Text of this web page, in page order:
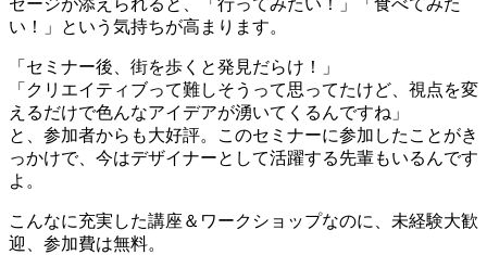
セージが添えられると、「行ってみたい！」「食べてみた
い！」という気持ちが高まります。
「セミナー後、街を歩くと発見だらけ！」
「クリエイティブって難しそうって思ってたけど、視点を変
えるだけで色んなアイデアが湧いてくるんですね」
と、参加者からも大好評。このセミナーに参加したことがき
っかけで、今はデザイナーとして活躍する先輩もいるんです
よ。
こんなに充実した講座＆ワークショップなのに、未経験大歓
迎、参加費は無料。